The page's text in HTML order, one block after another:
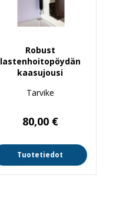
Robust
lastenhoitopöydän
kaasujousi
Tarvike
80,00 €
Tuotetiedot